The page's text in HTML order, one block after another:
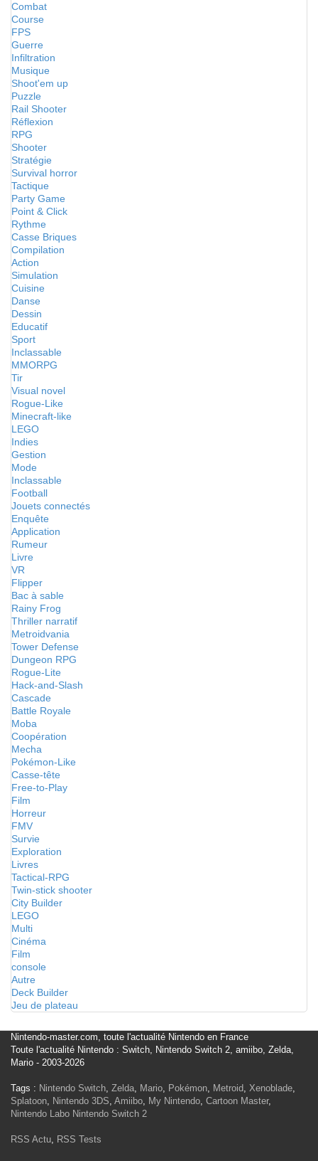
Combat
Course
FPS
Guerre
Infiltration
Musique
Shoot'em up
Puzzle
Rail Shooter
Réflexion
RPG
Shooter
Stratégie
Survival horror
Tactique
Party Game
Point & Click
Rythme
Casse Briques
Compilation
Action
Simulation
Cuisine
Danse
Dessin
Educatif
Sport
Inclassable
MMORPG
Tir
Visual novel
Rogue-Like
Minecraft-like
LEGO
Indies
Gestion
Mode
Inclassable
Football
Jouets connectés
Enquête
Application
Rumeur
Livre
VR
Flipper
Bac à sable
Rainy Frog
Thriller narratif
Metroidvania
Tower Defense
Dungeon RPG
Rogue-Lite
Hack-and-Slash
Cascade
Battle Royale
Moba
Coopération
Mecha
Pokémon-Like
Casse-tête
Free-to-Play
Film
Horreur
FMV
Survie
Exploration
Livres
Tactical-RPG
Twin-stick shooter
City Builder
LEGO
Multi
Cinéma
Film
console
Autre
Deck Builder
Jeu de plateau
Nintendo-master.com, toute l'actualité Nintendo en France
Toute l'actualité Nintendo : Switch, Nintendo Switch 2, amiibo, Zelda,
Mario - 2003-2026
Tags : Nintendo Switch, Zelda, Mario, Pokémon, Metroid, Xenoblade,
Splatoon, Nintendo 3DS, Amiibo, My Nintendo, Cartoon Master,
Nintendo Labo Nintendo Switch 2
RSS Actu, RSS Tests